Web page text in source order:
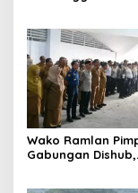
Wako Ramlan
Gabungan Dishub,